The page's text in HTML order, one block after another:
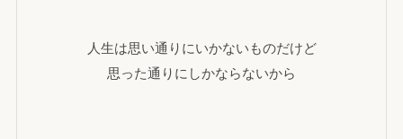
人生は思い通りにいかないものだけど
思った通りにしかならないから